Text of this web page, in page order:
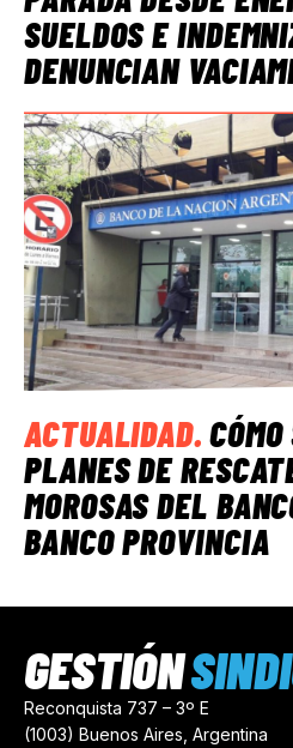
SUELDOS E
DENUNCIAN
ACTUALIDAD.
PLANES DE
MOROSAS DEL
BANCO PROVINCIA
Reconquista 737 – 3º E
(1003) Buenos Aires, Argentina
GESTIÓN